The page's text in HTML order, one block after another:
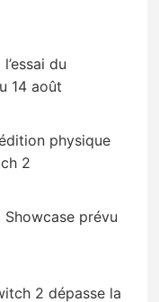
du
14 août
physique
2
prévu
2 dépasse la